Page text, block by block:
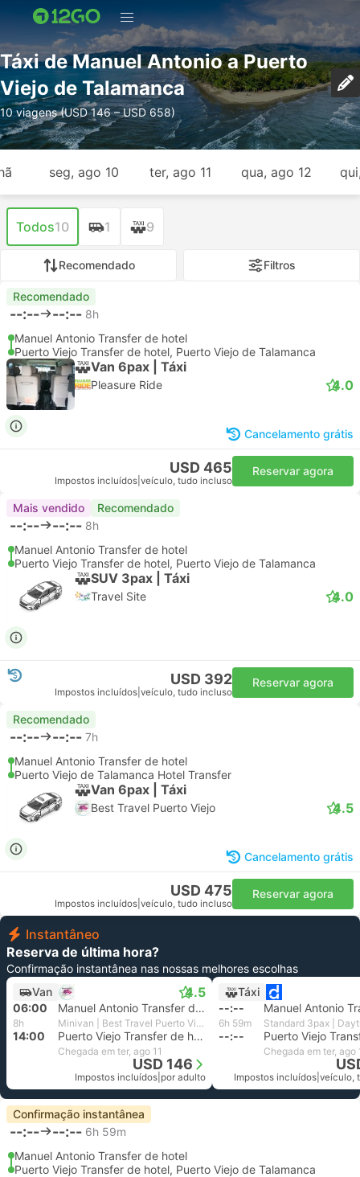
Táxi de Manuel Antonio a Puerto
Viejo de Talamanca
10 viagens (USD 146 – USD 658)
seg, ago 10 ter, ago 11 qua, ago 12
Todos10 1 9
Recomendado Filtros
Recomendado
--:-- --:-- 8h
Manuel Antonio Transfer de hotel
Puerto Viejo Transfer de hotel, Puerto Viejo de Talamanca
Van 6pax | Táxi
Pleasure Ride 4.0
Cancelamento grátis
USD 465
Impostos incluídos veículo, tudo incluso
Reservar agora
Mais vendido Recomendado
--:-- --:-- 8h
Manuel Antonio Transfer de hotel
Puerto Viejo Transfer de hotel, Puerto Viejo de Talamanca
SUV 3pax | Táxi
Travel Site 4.0
USD 392
Impostos incluídos veículo, tudo incluso
Reservar agora
Recomendado
--:-- --:-- 7h
Manuel Antonio Transfer de hotel
Puerto Viejo de Talamanca Hotel Transfer
Van 6pax | Táxi
Best Travel Puerto Viejo 4.5
Cancelamento grátis
USD 475
Impostos incluídos veículo, tudo incluso
Reservar agora
Instantâneo
Reserva de última hora?
Confirmação instantânea nas nossas melhores escolhas
Van
4.5
06:00 Manuel Antonio Transfer de hotel
8h Minivan | Best Travel Puerto Viejo
14:00 Puerto Viejo Transfer de hotel, Puerto Viejo de Talamanca
Chegada em ter, ago 11
USD 146
Impostos incluídos por adulto
Táxi
--:--
6h 59m
--:--
Chegada em ter, ago
Impostos incluídos veículo,
Confirmação instantânea
--:-- --:-- 6h 59m
Manuel Antonio Transfer de hotel
Puerto Viejo Transfer de hotel, Puerto Viejo de Talamanca